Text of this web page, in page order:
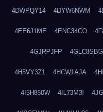
4DWPQY14 4DYW6NWM
4EE6J1ME 4ENC34CO
4GJRPJFP 4GLC8SBG
4H5VY3Z1 4HCW1AJA
4I5H850W 4IL73M3I